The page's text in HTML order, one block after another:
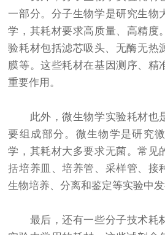
一部分。分子生物学是研究生物
学，其耗材要求高质量、高精度
验耗材包括滤芯吸头、无酶无热
膜等。这些耗材在基因测序、精
重要作用。
此外，微生物学实验耗材也
要组成部分。微生物学是研究
学，其耗材大多要求无菌。常见
括培养皿、培养管、采样管、接
生物培养、分离和鉴定等实验中发
最后，还有一些分子技术耗